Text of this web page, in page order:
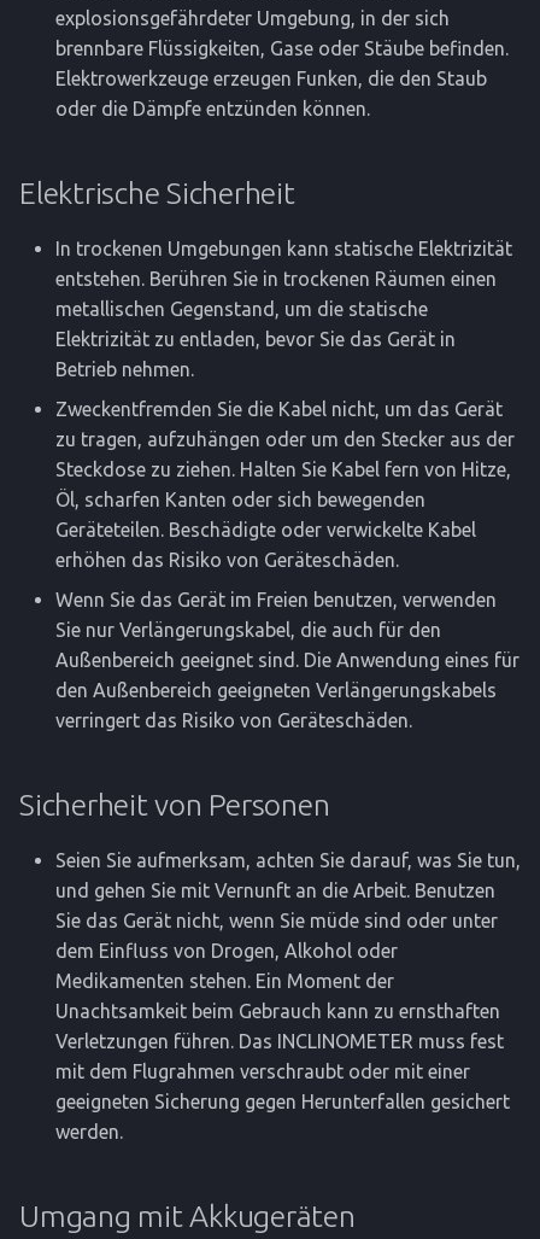
explosionsgefährdeter Umgebung, in der sich
brennbare Flüssigkeiten, Gase oder Stäube befinden.
Elektrowerkzeuge erzeugen Funken, die den Staub
oder die Dämpfe entzünden können.
Elektrische Sicherheit
In trockenen Umgebungen kann statische Elektrizität
entstehen. Berühren Sie in trockenen Räumen einen
metallischen Gegenstand, um die statische
Elektrizität zu entladen, bevor Sie das Gerät in
Betrieb nehmen.
Zweckentfremden Sie die Kabel nicht, um das Gerät
zu tragen, aufzuhängen oder um den Stecker aus der
Steckdose zu ziehen. Halten Sie Kabel fern von Hitze,
Öl, scharfen Kanten oder sich bewegenden
Geräteteilen. Beschädigte oder verwickelte Kabel
erhöhen das Risiko von Geräteschäden.
Wenn Sie das Gerät im Freien benutzen, verwenden
Sie nur Verlängerungskabel, die auch für den
Außenbereich geeignet sind. Die Anwendung eines für
den Außenbereich geeigneten Verlängerungskabels
verringert das Risiko von Geräteschäden.
Sicherheit von Personen
Seien Sie aufmerksam, achten Sie darauf, was Sie tun,
und gehen Sie mit Vernunft an die Arbeit. Benutzen
Sie das Gerät nicht, wenn Sie müde sind oder unter
dem Einfluss von Drogen, Alkohol oder
Medikamenten stehen. Ein Moment der
Unachtsamkeit beim Gebrauch kann zu ernsthaften
Verletzungen führen. Das INCLINOMETER muss fest
mit dem Flugrahmen verschraubt oder mit einer
geeigneten Sicherung gegen Herunterfallen gesichert
werden.
Umgang mit Akkugeräten